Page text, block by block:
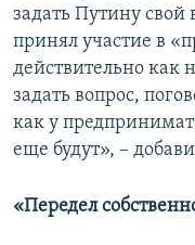
задать Путину свой
принял участие в
действительно как
задать вопрос,
как у
еще будут», –
«Передел